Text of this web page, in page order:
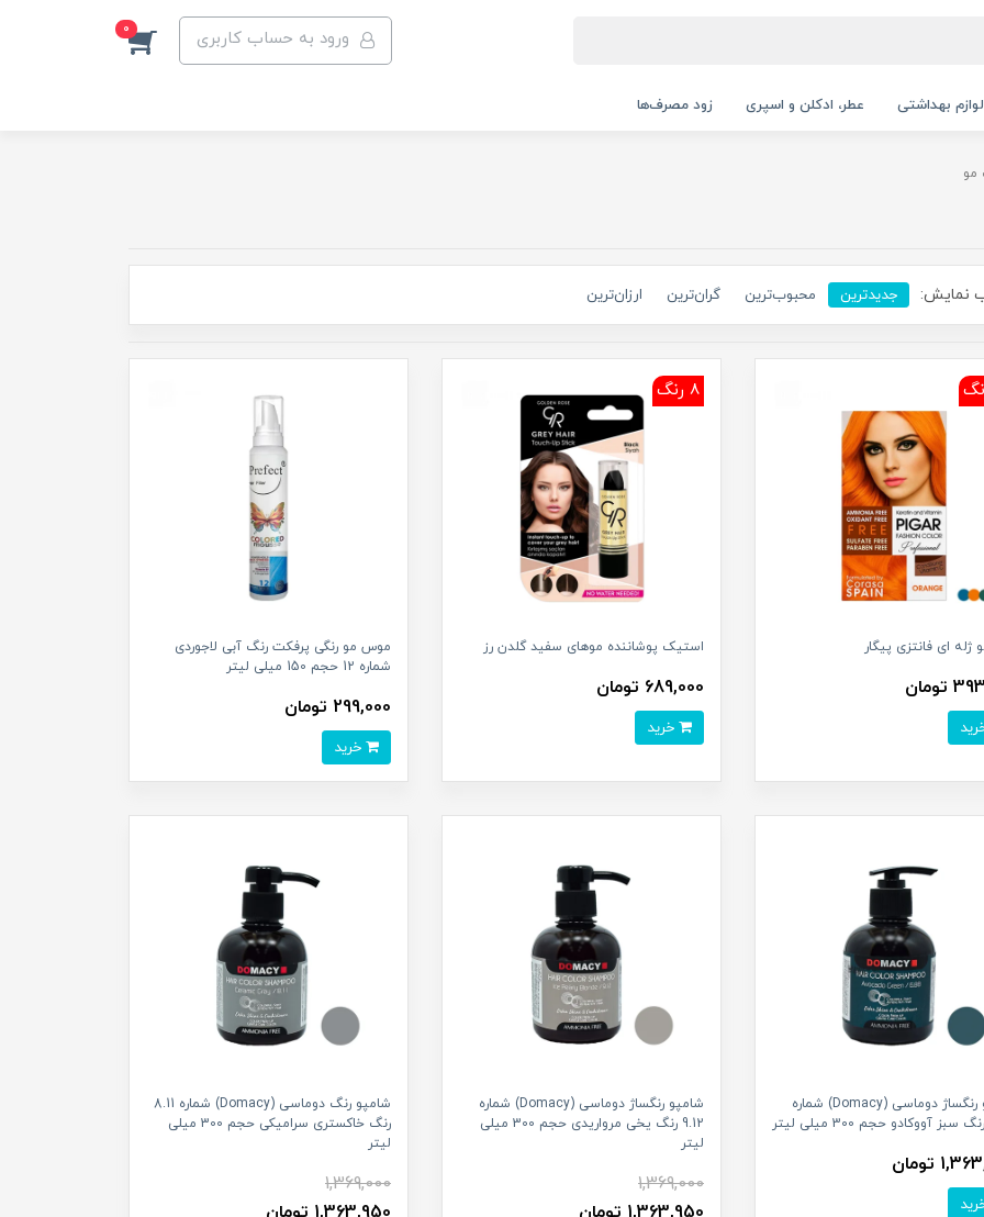
ورود به حساب کاربری 0
لوازم بهداشتی عطر، ادکلن و اسپری زود مصرف‌ها
مو
نمایش: جدیدترین محبوب‌ترین گران‌ترین ارزان‌ترین
ژله ای فانتزی پیگار
تومان
8 رنگ
استیک پوشاننده موهای سفید گلدن رز
689,000 تومان
خرید
موس مو رنگی پرفکت رنگ آبی لاجوردی
شماره 12 حجم 150 میلی لیتر
299,000 تومان
خرید
شامپو رنگساژ دوماسی (Domacy) شماره
تومان
شامپو رنگساژ دوماسی (Domacy) شماره
9.12 رنگ یخی مرواریدی حجم 300 میلی
لیتر
1,369,000
شامپو رنگ دوماسی (Domacy) شماره 8.11
رنگ خاکستری سرامیکی حجم 300 میلی
لیتر
1,369,000